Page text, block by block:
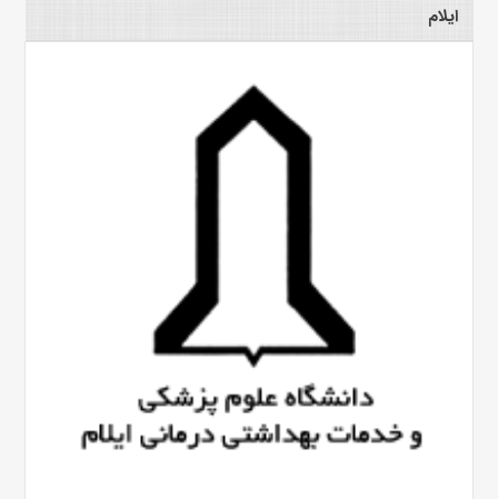
ایلام